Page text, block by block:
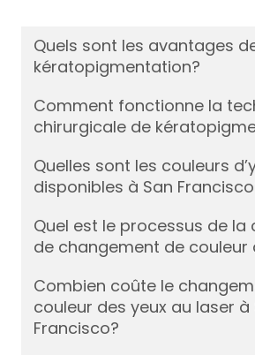
Quels sont les avantages
kératopigmentation?
Comment fonctionne la
chirurgicale de
Quelles sont les couleurs
disponibles à San
Quel est le processus de la
de changement de couleur
Combien coûte le
couleur des yeux au laser à
Francisco?